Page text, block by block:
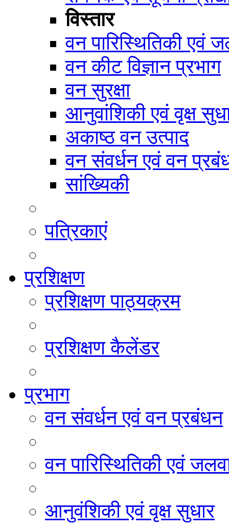
विस्तार
वन पारिस्थितिकी एवं
वन कीट विज्ञान प्रभाग
वन सुरक्षा
आनुवांशिकी एवं वृक्ष
अकाष्ठ वन उत्पाद
वन संवर्धन एवं वन
सांख्यिकी
पत्रिकाएं
प्रशिक्षण
प्रशिक्षण पाठ्यक्रम
प्रशिक्षण कैलेंडर
प्रभाग
वन संवर्धन एवं वन प्रबंधन
वन पारिस्थितिकी एवं
आनुवंशिकी एवं वृक्ष सुधार